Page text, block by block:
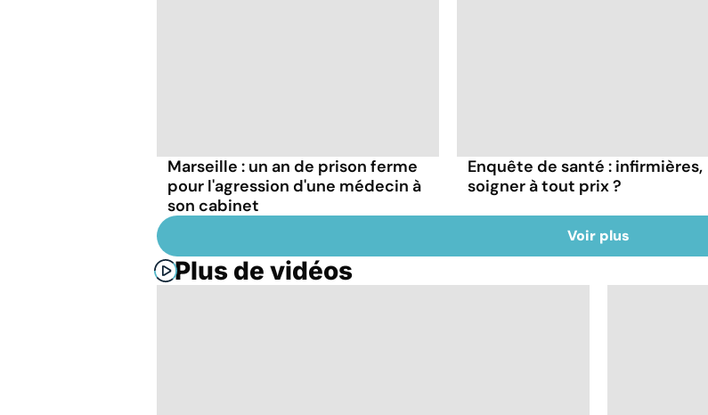
Marseille : un an de prison ferme
pour l'agression d'une médecin à
son cabinet
Enquête de santé : infirmières,
soigner à tout prix ?
Voir plus
Plus de vidéos